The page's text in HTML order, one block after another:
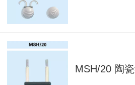
MSH/20 陶